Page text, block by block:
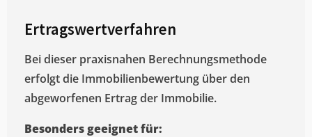
Ertragswertverfahren
Bei dieser praxisnahen Berechnungsmethode
erfolgt die Immobilienbewertung über den
abgeworfenen Ertrag der Immobilie.
Besonders geeignet für: